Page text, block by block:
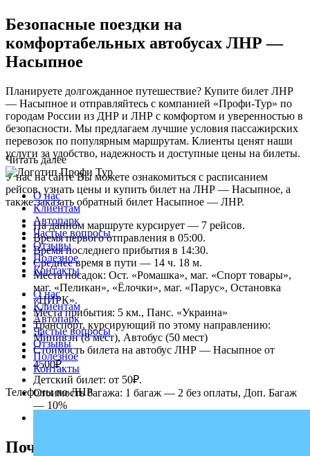
Безопасные поездки на
комфортабельных автобусах ЛНР —
Насыпное
Планируете долгожданное путешествие? Купите билет ЛНР
— Насыпное и отправляйтесь с компанией «Профи-Тур» по
городам России из ДНР и ЛНР с комфортом и уверенностью в
безопасности. Мы предлагаем лучшие условия пассажирских
перевозок по популярным маршрутам. Клиенты ценят наши
услуги за удобство, надежность и доступные цены на билеты.
У нас на сайте Вы можете ознакомиться с расписанием
рейсов, узнать цены и купить билет на ЛНР — Насыпное, а
также заказать обратный билет Насыпное — ЛНР.
На данном маршруте курсирует — 7 рейсов.
Время первого отправления в 05:00.
Время последнего прибытия в 14:30.
Среднее время в пути — 14 ч. 18 м.
Места посадок: Ост. «Ромашка», маг. «Спорт товары»,
маг. «Пеликан», «Ёлочки», маг. «Парус», Остановка
«ЦИРК».
Места прибытия: 5 км., Панс. «Украина»
Транспорт, курсирующий по этому направлению:
Минивэн (8 мест), Автобус (50 мест)
Стоимость билета на автобус ЛНР — Насыпное от
4500₽.
Детский билет: от 50₽.
Стоимость багажа: 1 багаж — 2 без оплаты, Доп. Багаж
— 10%
Почему выбирают надежного
Читать далее
О нас
Клиентам
Автопарк
Частые вопросы
Отзывы
Полезное
Контакты
О нас
Клиентам
Автопарк
Частые вопросы
Отзывы
Полезное
Контакты
Телефоны по ЛНР